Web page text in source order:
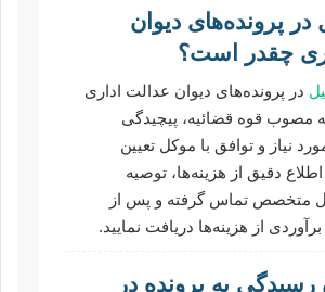
در پرونده‌های دیوان
چقدر است؟
در پرونده‌های دیوان عدالت اداری
مصوب قوه قضائیه، پیچیدگی
نیاز و توافق با موکل تعیین
دقیق از هزینه‌ها، توصیه
متخصص تماس گرفته و پس از
از هزینه‌ها دریافت نمایید.
به پرونده در